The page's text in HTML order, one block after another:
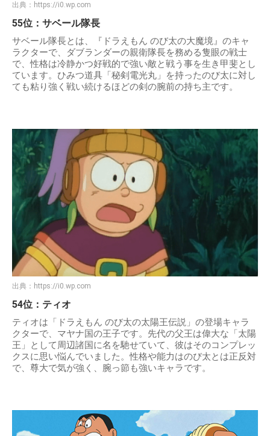
出典： https://i0.wp.com
55位：サベール隊長
サベール隊長とは、『ドラえもん のび太の大魔境』のキャ
ラクターで、ダブランダーの親衛隊長を務める隻眼の戦士
で、性格は冷静かつ好戦的で強い敵と戦う事を生き甲斐とし
ています。ひみつ道具「秘剣電光丸」を持ったのび太に対し
ても粘り強く戦い続けるほどの剣の腕前の持ち主です。
出典： https://i0.wp.com
54位：ティオ
ティオは「ドラえもん のび太の太陽王伝説」の登場キャラ
クターで、マヤナ国の王子です。先代の父王は偉大な「太陽
王」として周辺諸国に名を馳せていて、彼はそのコンプレッ
クスに思い悩んでいました。性格や能力はのび太とは正反対
で、尊大で気が強く、腕っ節も強いキャラです。